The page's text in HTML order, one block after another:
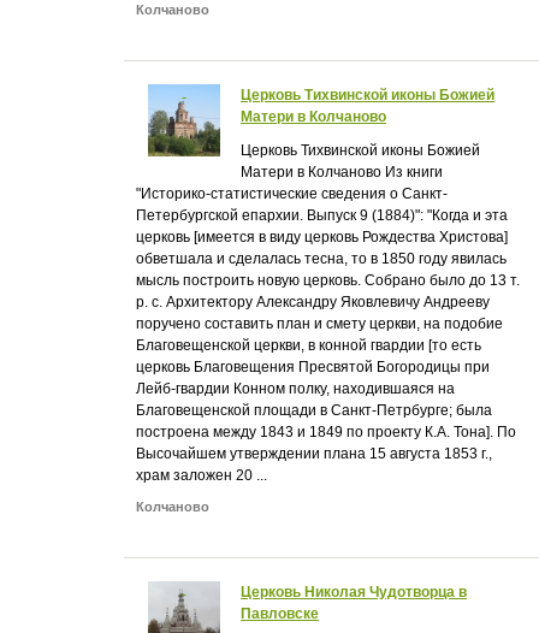
Колчаново
Церковь Тихвинской иконы Божией
Матери в Колчаново
Церковь Тихвинской иконы Божией
Матери в Колчаново Из книги
"Историко-статистические сведения о Санкт-
Петербургской епархии. Выпуск 9 (1884)": "Когда и эта
церковь [имеется в виду церковь Рождества Христова]
обветшала и сделалась тесна, то в 1850 году явилась
мысль построить новую церковь. Собрано было до 13 т.
р. с. Архитектору Александру Яковлевичу Андрееву
поручено составить план и смету церкви, на подобие
Благовещенской церкви, в конной гвардии [то есть
церковь Благовещения Пресвятой Богородицы при
Лейб-гвардии Конном полку, находившаяся на
Благовещенской площади в Санкт-Петрбурге; была
построена между 1843 и 1849 по проекту К.А. Тона]. По
Высочайшем утверждении плана 15 августа 1853 г.,
храм заложен 20 ...
Колчаново
Церковь Николая Чудотворца в
Павловске